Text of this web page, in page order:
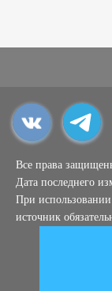
Все права
Дата последнего
При использовании
источник